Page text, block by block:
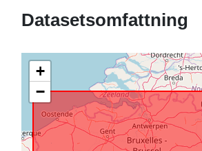
Datasetsomfattning
+
−